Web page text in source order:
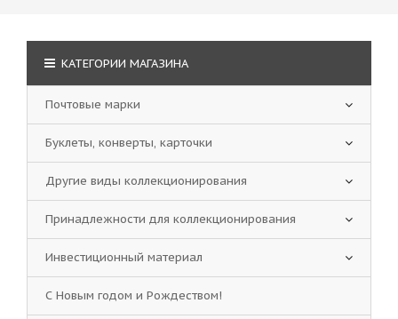
КАТЕГОРИИ МАГАЗИНА
Почтовые марки
Буклеты, конверты, карточки
Другие виды коллекционирования
Принадлежности для коллекционирования
Инвестиционный материал
С Новым годом и Рождеством!